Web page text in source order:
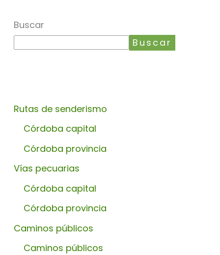
Buscar
Buscar
Rutas de senderismo
Córdoba capital
Córdoba provincia
Vías pecuarias
Córdoba capital
Córdoba provincia
Caminos públicos
Caminos públicos